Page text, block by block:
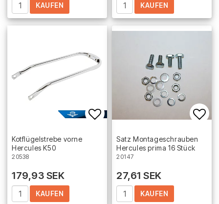
KAUFEN KAUFEN
Add to list of favorites
Kotflügelstrebe vorne
Hercules K50
20538
179,93 SEK
KAUFEN
Satz Montageschrauben
Hercules prima 16 Stück
20147
27,61 SEK
KAUFEN